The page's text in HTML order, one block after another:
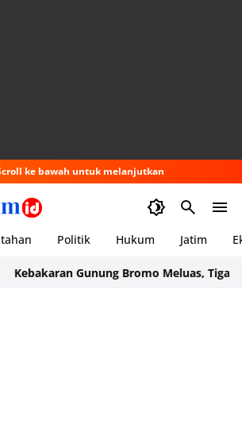
ke bawah untuk melanjutkan
Politik Hukum Jatim
Gunung Bromo Meluas, Tiga